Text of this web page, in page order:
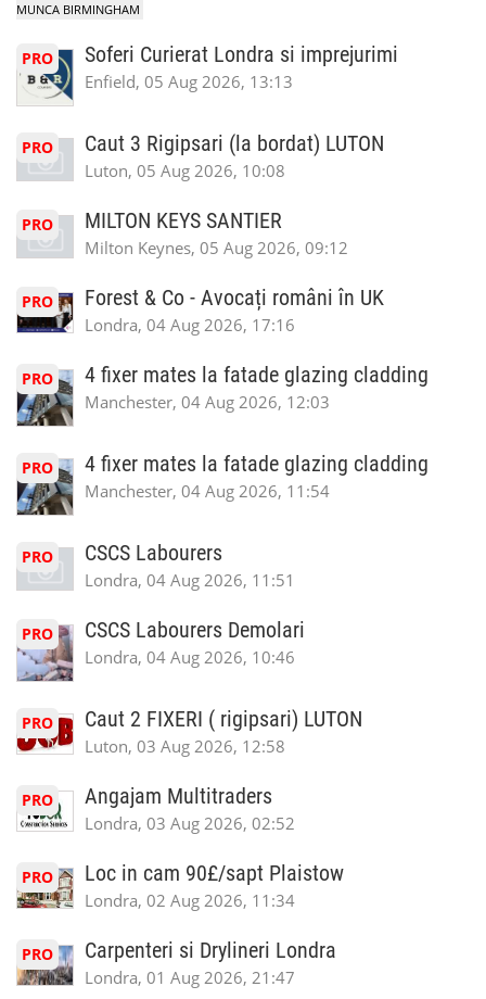
MUNCA BIRMINGHAM
PRO Soferi Curierat Londra si imprejurimi
Enfield, 05 Aug 2026, 13:13
PRO Caut 3 Rigipsari (la bordat) LUTON
Luton, 05 Aug 2026, 10:08
PRO MILTON KEYS SANTIER
Milton Keynes, 05 Aug 2026, 09:12
PRO Forest & Co - Avocați români în UK
Londra, 04 Aug 2026, 17:16
PRO 4 fixer mates la fatade glazing cladding
Manchester, 04 Aug 2026, 12:03
PRO 4 fixer mates la fatade glazing cladding
Manchester, 04 Aug 2026, 11:54
PRO CSCS Labourers
Londra, 04 Aug 2026, 11:51
PRO CSCS Labourers Demolari
Londra, 04 Aug 2026, 10:46
PRO Caut 2 FIXERI ( rigipsari) LUTON
Luton, 03 Aug 2026, 12:58
PRO Angajam Multitraders
Londra, 03 Aug 2026, 02:52
PRO Loc in cam 90£/sapt Plaistow
Londra, 02 Aug 2026, 11:34
PRO Carpenteri si Drylineri Londra
Londra, 01 Aug 2026, 21:47